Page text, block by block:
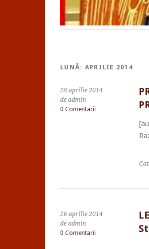
LUNĂ: APRILIE 2014
28 aprilie 2014
de admin
0 Comentarii
26 aprilie 2014
de admin
0 Comentarii